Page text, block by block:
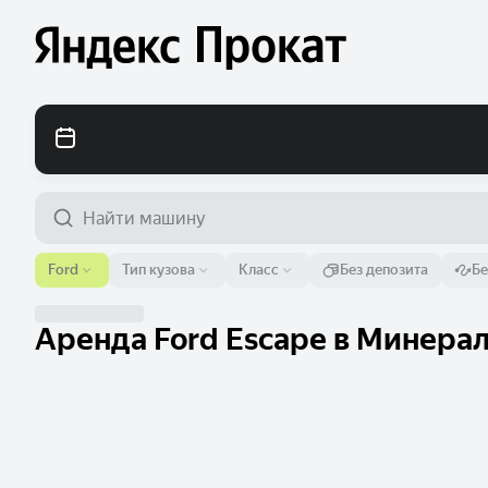
Аэропорт или адрес
Минеральные Воды
Тип кузова Класс
Ford Без депозита
Аренда Ford Escape в